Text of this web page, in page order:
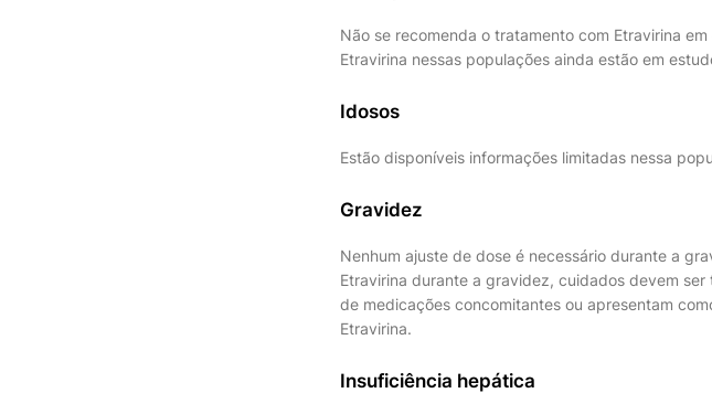
Não se recomenda o tratamento com Etravirina
Etravirina nessas populações ainda estão em
Idosos
Estão disponíveis informações limitadas nessa
Gravidez
Nenhum ajuste de dose é necessário durante a
Etravirina durante a gravidez, cuidados devem
de medicações concomitantes ou apresentam
Etravirina.
Insuficiência hepática